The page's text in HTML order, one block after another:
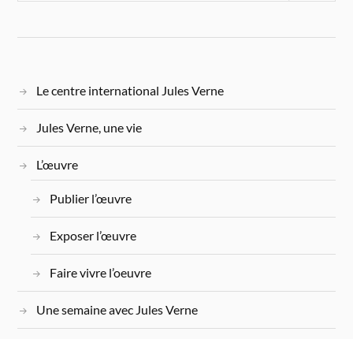
Le centre international Jules Verne
Jules Verne, une vie
L’œuvre
Publier l’œuvre
Exposer l’œuvre
Faire vivre l’oeuvre
Une semaine avec Jules Verne